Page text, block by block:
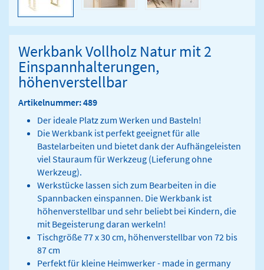
Werkbank Vollholz Natur mit 2
Einspannhalterungen,
höhenverstellbar
Artikelnummer: 489
Der ideale Platz zum Werken und Basteln!
Die Werkbank ist perfekt geeignet für alle
Bastelarbeiten und bietet dank der Aufhängeleisten
viel Stauraum für Werkzeug (Lieferung ohne
Werkzeug).
Werkstücke lassen sich zum Bearbeiten in die
Spannbacken einspannen. Die Werkbank ist
höhenverstellbar und sehr beliebt bei Kindern, die
mit Begeisterung daran werkeln!
Tischgröße 77 x 30 cm, höhenverstellbar von 72 bis
87 cm
Perfekt für kleine Heimwerker - made in germany